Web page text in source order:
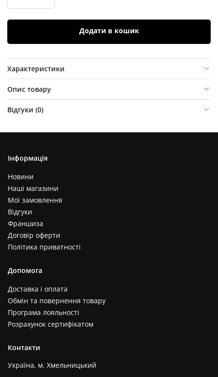
Додати в кошик
Характеристики
Опис товару
Відгуки (0)
Інформація
Новини
Наші магазини
Мої замовлення
Відгуки
Франшиза
Договір оферти
Політика приватності
Допомога
Доставка і оплата
Обмін та повернення товару
Програма лояльності
Розрахунок сертифікатом
Контакти
Україна, м. Хмельницький